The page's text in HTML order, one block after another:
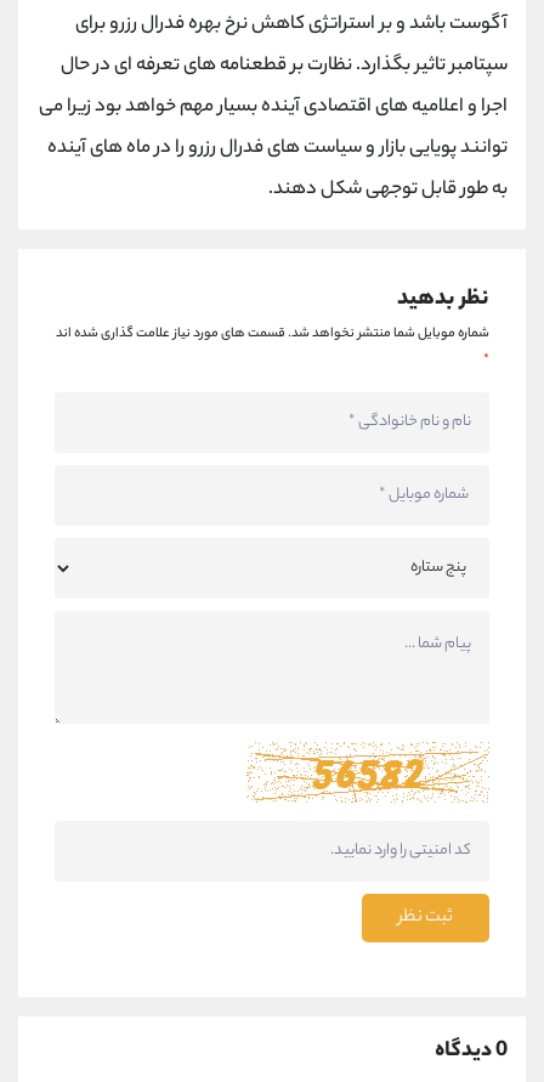
آگوست باشد و بر استراتژی کاهش نرخ بهره فدرال رزرو برای
سپتامبر تاثیر بگذارد. نظارت بر قطعنامه های تعرفه ای در حال
اجرا و اعلامیه های اقتصادی آینده بسیار مهم خواهد بود زیرا می
توانند پویایی بازار و سیاست های فدرال رزرو را در ماه های آینده
به طور قابل توجهی شکل دهند.
نظر بدهید
شماره موبایل شما منتشر نخواهد شد.قسمت های مورد نیاز علامت گذاری شده اند
*
ثبت نظر
0 دیدگاه